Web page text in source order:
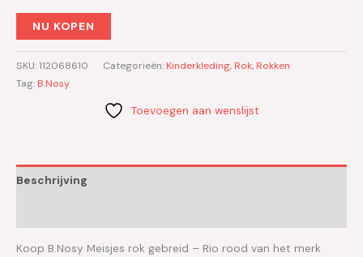
NU KOPEN
SKU:112068610 Categorieën: Kinderkleding, Rok, Rokken
Tag: B.Nosy
Toevoegen aan wenslijst
Beschrijving
Koop B.Nosy Meisjes rok gebreid – Rio rood van het merk